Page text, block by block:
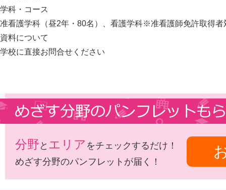
学科・コース
准看護学科（昼2年・80名）、看護学科※准看護師免許取得者
資料について
学校に直接お問合せください
分野 と エリア をチェックするだけ！
めざす分野のパンフレットが届く！